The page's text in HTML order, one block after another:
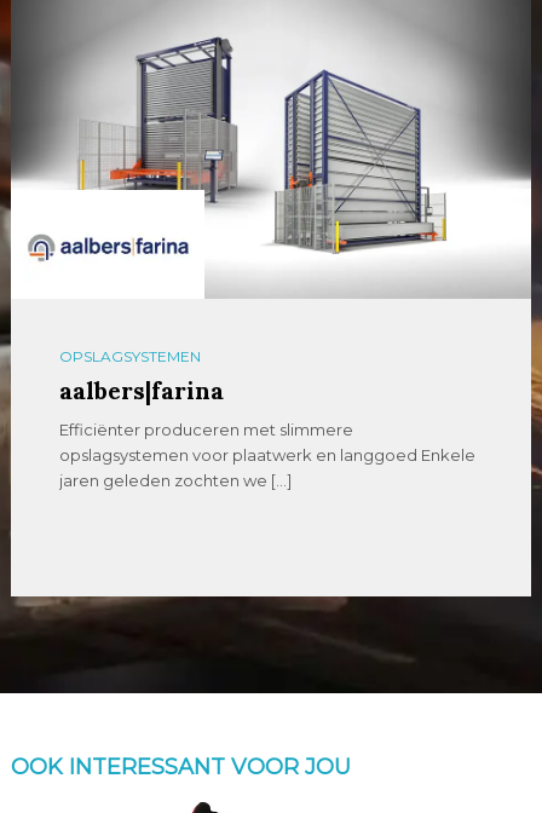
ZAAGMACHINES
Promatt
Zaagt u moeilijk verspaanbaar materiaal of stelt u
hoge eisen aan nauwkeurigheid, betrouwbaarheid en
[…]
OOK INTERESSANT VOOR JOU